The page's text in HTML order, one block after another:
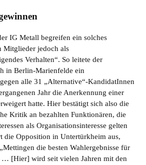
IG Metall begreifen ein solches
Mitglieder jedoch als
Verhalten“. So leitete der
in Berlin-Marienfelde ein
alle 31 „Alternative“-KandidatInnen
Jahr die Anerkennung einer
hatte. Hier bestätigt sich also die
Kritik an bezahlten Funktionären, die
als Organisationsinteresse gelten
die Opposition in Untertürkheim aus,
die besten Wahlergebnisse für
[Hier] wird seit vielen Jahren mit den